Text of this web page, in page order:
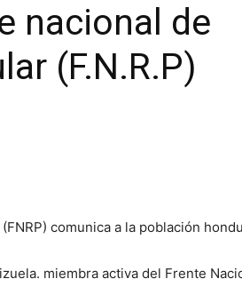
nacional de
(F.N.R.P)
comunica a la población
miembra activa del Frente